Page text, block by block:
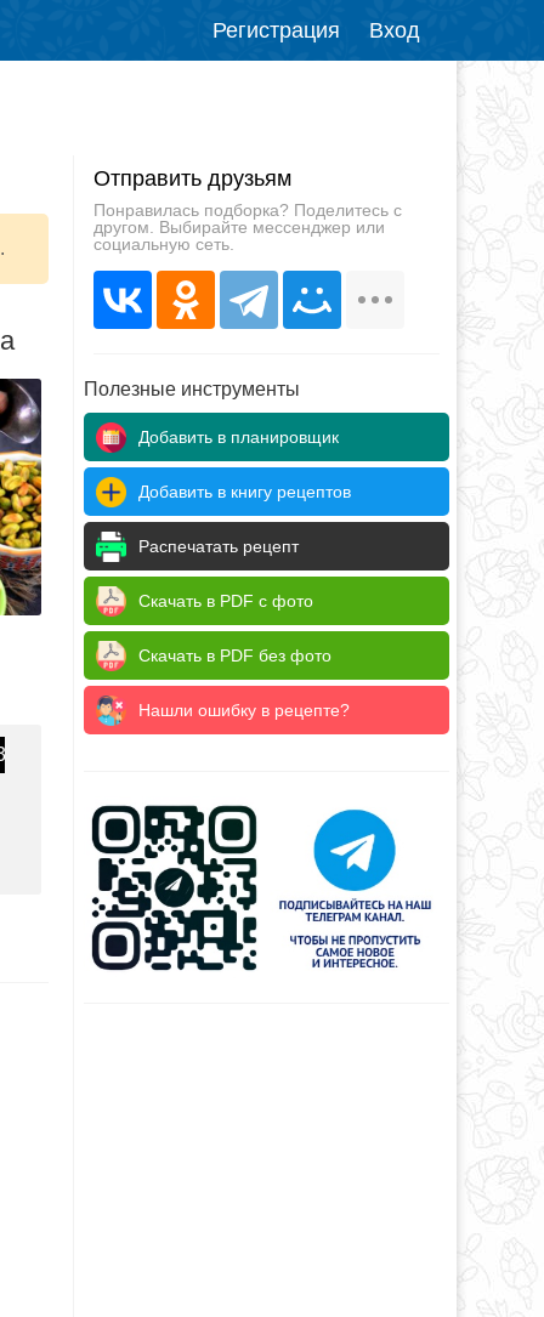
Регистрация Вход
Отправить друзьям
Понравилась подборка? Поделитесь с
другом. Выбирайте мессенджер или
социальную сеть.
Полезные инструменты
Добавить в планировщик
Добавить в книгу рецептов
Распечатать рецепт
Скачать в PDF с фото
Скачать в PDF без фото
Нашли ошибку в рецепте?